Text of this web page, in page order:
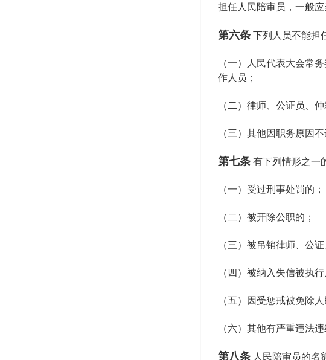
担任人民陪审员，一般应
第六条 下列人员不能担
（一）人民代表大会常
作人员；
（二）律师、公证员、
（三）其他因职务原因
第七条 有下列情形之一
（一）受过刑事处罚的；
（二）被开除公职的；
（三）被吊销律师、公
（四）被纳入失信被执行
（五）因受惩戒被免除
（六）其他有严重违法
第八条 人民陪审员的名